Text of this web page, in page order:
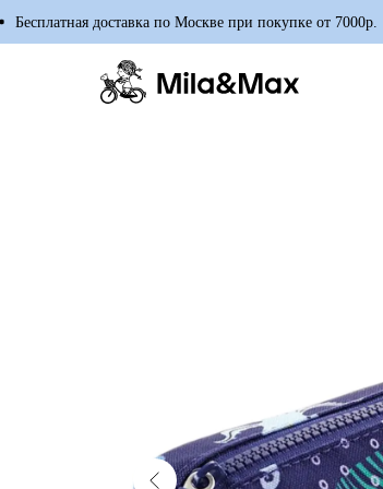
доставка по Москве при покупке от 7000р.